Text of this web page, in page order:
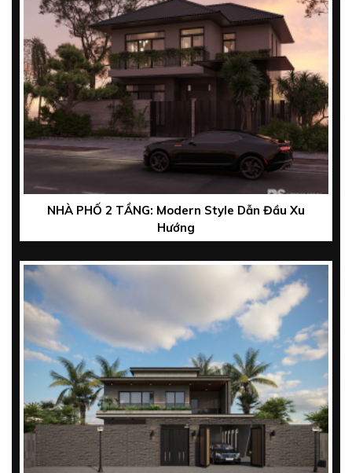
NHÀ PHỐ 2 TẦNG: Modern Style Dẫn Đầu Xu
Hướng